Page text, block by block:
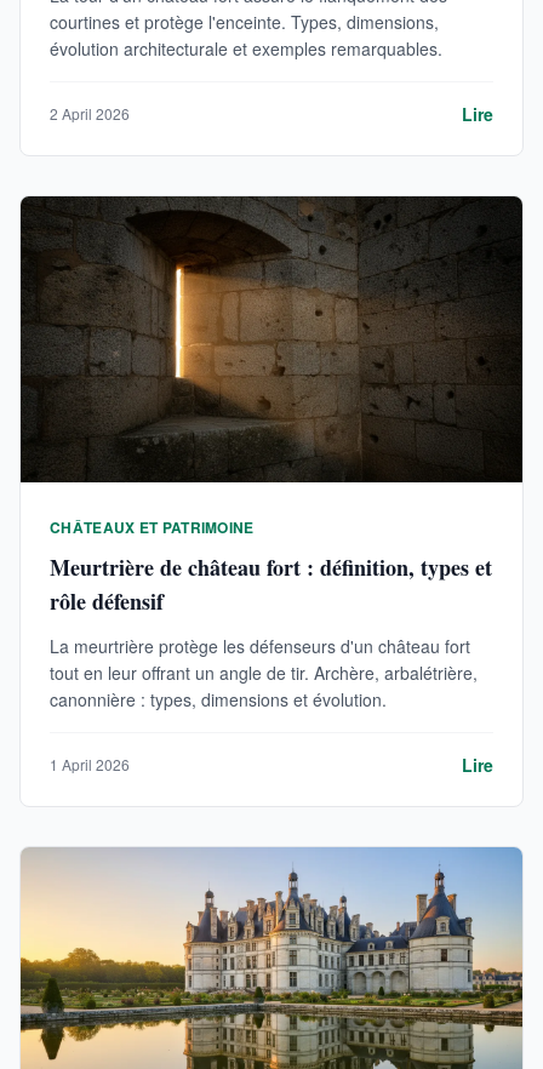
courtines et protège l'enceinte. Types, dimensions,
évolution architecturale et exemples remarquables.
2 April 2026 Lire
CHÂTEAUX ET PATRIMOINE
Meurtrière de château fort : définition, types et
rôle défensif
La meurtrière protège les défenseurs d'un château fort
tout en leur offrant un angle de tir. Archère, arbalétrière,
canonnière : types, dimensions et évolution.
1 April 2026 Lire